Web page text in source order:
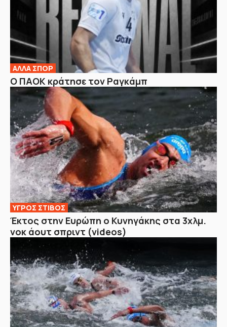
ΑΛΛΑ ΣΠΟΡ
Ο ΠΑΟΚ κράτησε τον Ραγκάμπ
ΥΓΡΟΣ ΣΤΙΒΟΣ
Έκτος στην Ευρώπη ο Κυνηγάκης στα 3χλμ.
νοκ άουτ σπριντ (videos)